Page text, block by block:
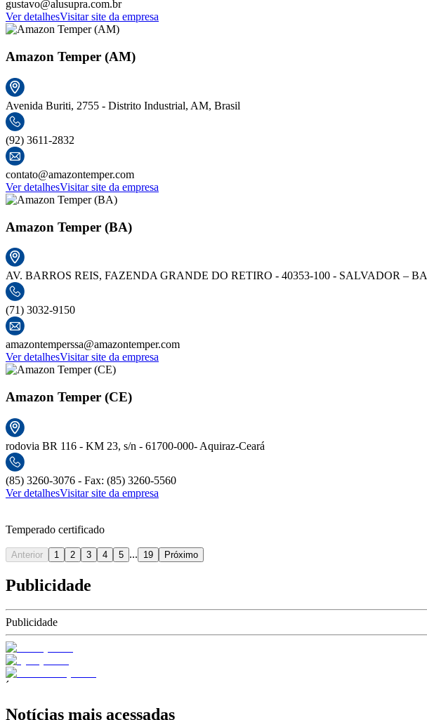
gustavo@alusupra.com.br
Ver detalhesVisitar site da empresa
Amazon Temper (AM)
Avenida Buriti, 2755 - Distrito Industrial, AM, Brasil
(92) 3611-2832
contato@amazontemper.com
Ver detalhesVisitar site da empresa
Amazon Temper (BA)
AV. BARROS REIS, FAZENDA GRANDE DO RETIRO - 40353-100 - SALVADOR – BA
(71) 3032-9150
amazontemperssa@amazontemper.com
Ver detalhesVisitar site da empresa
Amazon Temper (CE)
rodovia BR 116 - KM 23, s/n - 61700-000- Aquiraz-Ceará
(85) 3260-3076 - Fax: (85) 3260-5560
Ver detalhesVisitar site da empresa
Temperado certificado
Anterior 1 2 3 4 5 ... 19 Próximo
Publicidade
Publicidade
´
Notícias mais acessadas